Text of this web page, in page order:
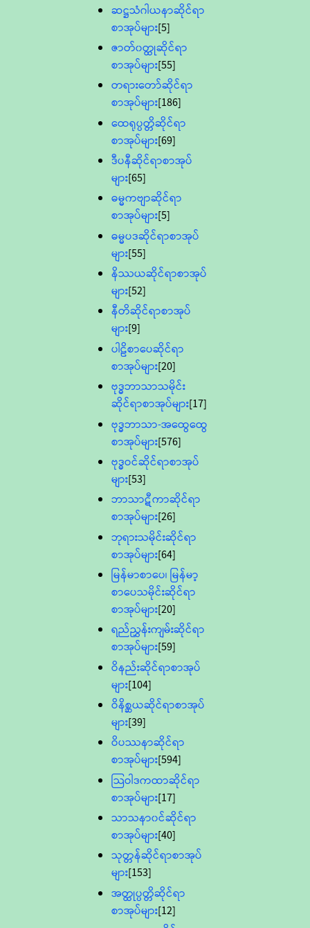
ဆဋ္ဌသံဂါယနာဆိုင်ရာ
စာအုပ်များ[5]
ဇာတ်၀တ္ထုဆိုင်ရာ
စာအုပ်များ[55]
တရားတော်ဆိုင်ရာ
စာအုပ်များ[186]
ထေရုပ္ပတ္တိဆိုင်ရာ
စာအုပ်များ[69]
ဒီပနီဆိုင်ရာစာအုပ်
များ[65]
ဓမ္မကဗျာဆိုင်ရာ
စာအုပ်များ[5]
ဓမ္မပဒဆိုင်ရာစာအုပ်
များ[55]
နိဿယဆိုင်ရာစာအုပ်
များ[52]
နီတိဆိုင်ရာစာအုပ်
များ[9]
ပါဠိစာပေဆိုင်ရာ
စာအုပ်များ[20]
ဗုဒ္ဓဘာသာသမိုင်း
ဆိုင်ရာစာအုပ်များ[17]
ဗုဒ္ဓဘာသာ-အထွေထွေ
စာအုပ်များ[576]
ဗုဒ္ဓဝင်ဆိုင်ရာစာအုပ်
များ[53]
ဘာသာဋီကာဆိုင်ရာ
စာအုပ်များ[26]
ဘုရားသမိုင်းဆိုင်ရာ
စာအုပ်များ[64]
မြန်မာစာပေ၊ မြန်မာ့
စာပေသမိုင်းဆိုင်ရာ
စာအုပ်များ[20]
ရည်ညွှန်းကျမ်းဆိုင်ရာ
စာအုပ်များ[59]
ဝိနည်းဆိုင်ရာစာအုပ်
များ[104]
ဝိနိစ္ဆယဆိုင်ရာစာအုပ်
များ[39]
ဝိပဿနာဆိုင်ရာ
စာအုပ်များ[594]
သြဝါဒကထာဆိုင်ရာ
စာအုပ်များ[17]
သာသနာ၀င်ဆိုင်ရာ
စာအုပ်များ[40]
သုတ္တန်ဆိုင်ရာစာအုပ်
များ[153]
အတ္ထုပ္ပတ္တိဆိုင်ရာ
စာအုပ်များ[12]